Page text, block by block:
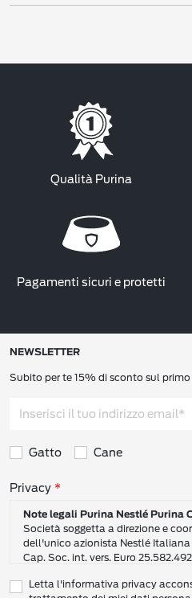
Qualità Purina
Pagamenti sicuri e protetti
NEWSLETTER
Subito per te 15% di sconto sul
Gatto Cane
Consensi sulla privacy
Privacy
Note legali Purina Nestlé Purina
Società soggetta a direzione e
dell'unico azionista Nestlé Italiana
Cap. Soc. int. vers. Euro
6 - 20057 Assago (Mi)
Letta l'informativa privacy